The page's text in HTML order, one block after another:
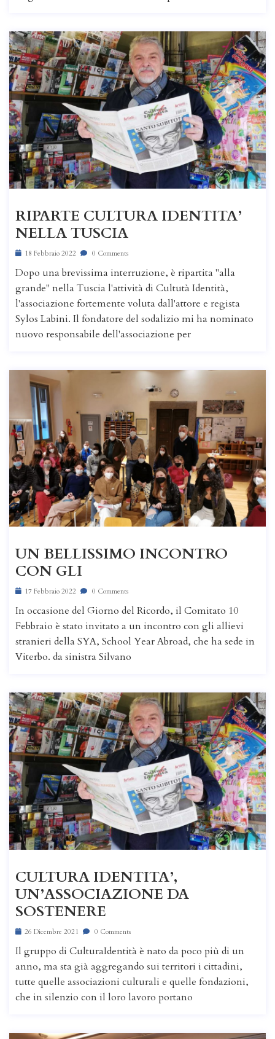
RIPARTE CULTURA IDENTITA’
NELLA TUSCIA
18 Febbraio 2022 0 Comments
Dopo una brevissima interruzione, è ripartita "alla
grande" nella Tuscia l'attività di Cultutà Identità,
l'associazione fortemente voluta dall'attore e regista
Sylos Labini. Il fondatore del sodalizio mi ha nominato
nuovo responsabile dell'associazione per
UN BELLISSIMO INCONTRO
CON GLI
17 Febbraio 2022 0 Comments
In occasione del Giorno del Ricordo, il Comitato 10
Febbraio è stato invitato a un incontro con gli allievi
stranieri della SYA, School Year Abroad, che ha sede in
Viterbo. da sinistra Silvano
CULTURA IDENTITA’,
UN’ASSOCIAZIONE DA
SOSTENERE
26 Dicembre 2021 0 Comments
Il gruppo di CulturaIdentità è nato da poco più di un
anno, ma sta già aggregando sui territori i cittadini,
tutte quelle associazioni culturali e quelle fondazioni,
che in silenzio con il loro lavoro portano